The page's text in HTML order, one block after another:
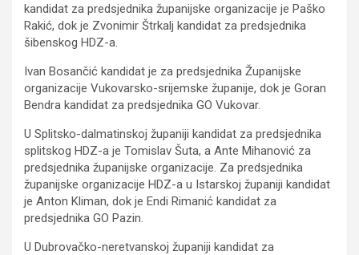
kandidat za predsjednika županijske organizacije je Paško
Rakić, dok je Zvonimir Štrkalj kandidat za predsjednika
šibenskog HDZ-a.
Ivan Bosančić kandidat je za predsjednika Županijske
organizacije Vukovarsko-srijemske županije, dok je Goran
Bendra kandidat za predsjednika GO Vukovar.
U Splitsko-dalmatinskoj županiji kandidat za predsjednika
splitskog HDZ-a je Tomislav Šuta, a Ante Mihanović za
predsjednika županijske organizacije. Za predsjednika
županijske organizacije HDZ-a u Istarskoj županiji kandidat
je Anton Kliman, dok je Endi Rimanić kandidat za
predsjednika GO Pazin.
U Dubrovačko-neretvanskoj županiji kandidat za